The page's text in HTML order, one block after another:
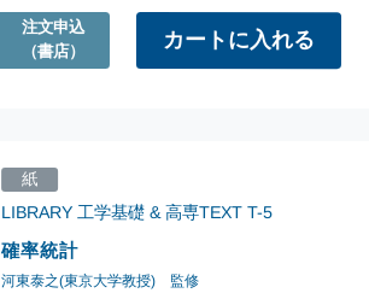
注文申込
（書店）
確率統計
LIBRARY 工学基礎 & 高専TEXTT-5
河東泰之(東京大学教授) 監修
紙